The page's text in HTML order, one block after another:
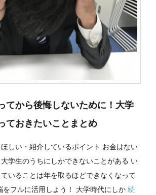
てから後悔しないために！大学
ておきたいことまとめ
しい・紹介しているポイント お金はない
学生のうちにしかできないことがある い
いることは年を取るほどできなくなって
をフルに活用しよう！ 大学時代にしか 続